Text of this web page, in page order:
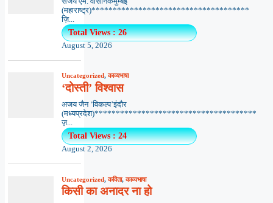
(महाराष्ट्र)*************************************
ज़ि...
Total Views : 26
August 5, 2026
Uncategorized,काव्यभाषा
‘दोस्ती’ विश्वास
अजय जैन ‘विकल्प’इंदौर
(मध्यप्रदेश)**************************************
ज़...
Total Views : 24
August 2, 2026
Uncategorized,कविता,काव्यभाषा
किसी का अनादर ना हो